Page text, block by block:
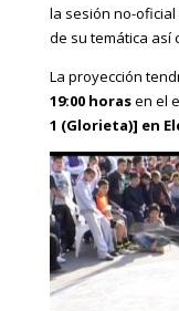
la sesión no-
de su temática así
La proyección
19:00 horasen el
1 (Glorieta)] en